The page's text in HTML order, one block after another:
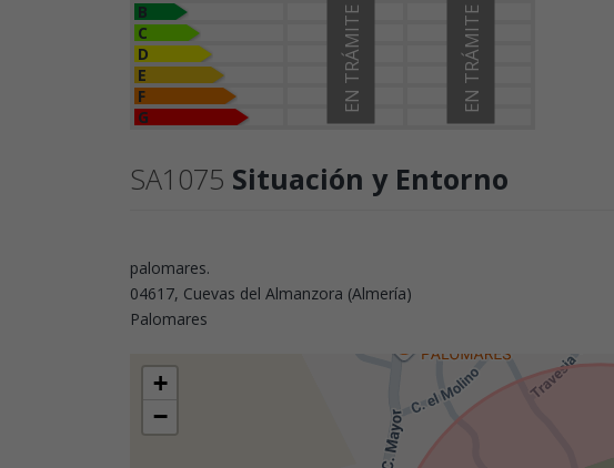
B
C
D
E
F
G
EN TRÁMITE
EN TRÁMITE
SA1075 Situación y Entorno
palomares.
04617, Cuevas del Almanzora (Almería)
Palomares
+
−